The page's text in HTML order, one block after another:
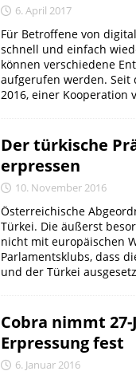
6. April 2017
Für Betroffene von
schnell und einfach
können verschiedene
aufgerufen werden. Seit
2016, einer Kooperation
Der türkische
erpressen
10. November 2016
Österreichische
Türkei. Die äußerst
nicht mit europäischen
Parlamentsklubs, dass
und der Türkei
Cobra nimmt
Erpressung fest
6. Januar 2016